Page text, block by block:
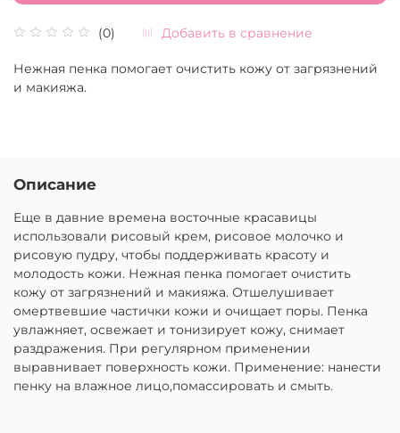
(0) Добавить в сравнение
Нежная пенка помогает очистить кожу от загрязнений
и макияжа.
Описание
Еще в давние времена восточные красавицы
использовали рисовый крем, рисовое молочко и
рисовую пудру, чтобы поддерживать красоту и
молодость кожи. Нежная пенка помогает очистить
кожу от загрязнений и макияжа. Отшелушивает
омертвевшие частички кожи и очищает поры. Пенка
увлажняет, освежает и тонизирует кожу, снимает
раздражения. При регулярном применении
выравнивает поверхность кожи. Применение: нанести
пенку на влажное лицо,помассировать и смыть.